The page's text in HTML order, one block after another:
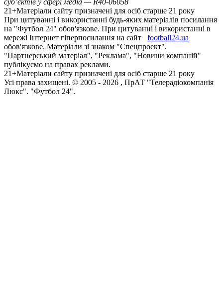
суб’єктів у сфері медіа — R40-06058
21+Матеріали сайту призначені для осіб старше 21 року
При цитуванні і використанні будь-яких матеріалів посилання
на "Футбол 24" обов'язкове. При цитуванні і використанні в
мережі Інтернет гіперпосилання на сайт
football24.ua
обов'язкове. Матеріали зі знаком "Спецпроект",
"Партнерський матеріал", "Реклама", "Новини компаній"
публікуємо на правах реклами.
21+Матеріали сайту призначені для осіб старше 21 року
Усi права захищенi. © 2005 - 2026 , ПрАТ "Телерадіокомпанія
Люкс". "Футбол 24".